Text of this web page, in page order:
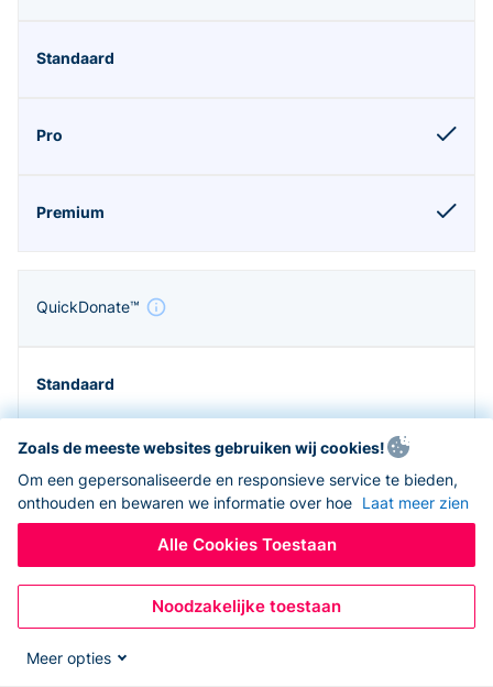
QuickDonate™
Zapier en API
Zoals de meeste websites gebruiken wij cookies!
Om een gepersonaliseerde en responsieve service te bieden,
onthouden en bewaren we informatie over hoe Laat meer zien
Alle Cookies Toestaan
Noodzakelijke toestaan
Meer opties